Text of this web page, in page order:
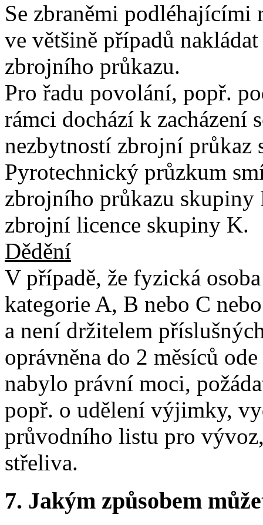
Se zbraněmi podléhajícími
ve většině případů
zbrojního průkazu.
Pro řadu povolání, popř.
rámci dochází k zacházení
nezbytností zbrojní průkaz
Pyrotechnický průzkum
zbrojního průkazu skupiny
zbrojní licence skupiny K.
Dědění
V případě, že fyzická
kategorie A, B nebo C
a není držitelem
oprávněna do 2 měsíců
nabylo právní moci,
popř. o udělení výjimky,
průvodního listu pro
střeliva.
7. Jakým způsobem